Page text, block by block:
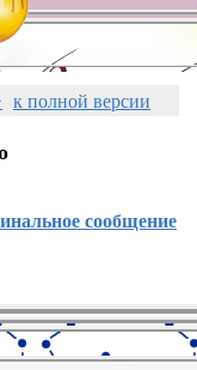
к полной версии
сообщение